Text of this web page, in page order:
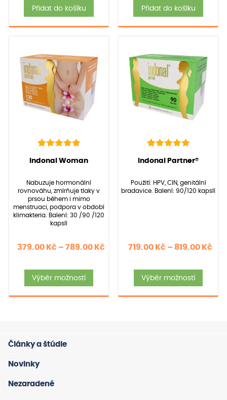
Přidat do košíku Přidat do košíku
4.97
základě
hodnocení
zákazníků
(Hodnocení:88)
Indonal Woman
Nabuzuje hormonální
rovnováhu, zmírňuje tlaky v
prsou během i mimo
menstruaci, podpora v období
klimakteria. Balení: 30 /90 /120
kapslí
379.00 Kč – 789.00 KčRozpětí
379.00 Kč
789.00 Kč
Výběr možností
má
5.00
základě
hodnocení
zákazníků
(Hodnocení:40)
Indonal Partner®
Použití: HPV, CIN, genitální
bradavice. Balení: 90/120 kapslí
719.00 Kč – 819.00 Kč
Výběr možností
má
Články a štúdie
Novinky
Nezaradené